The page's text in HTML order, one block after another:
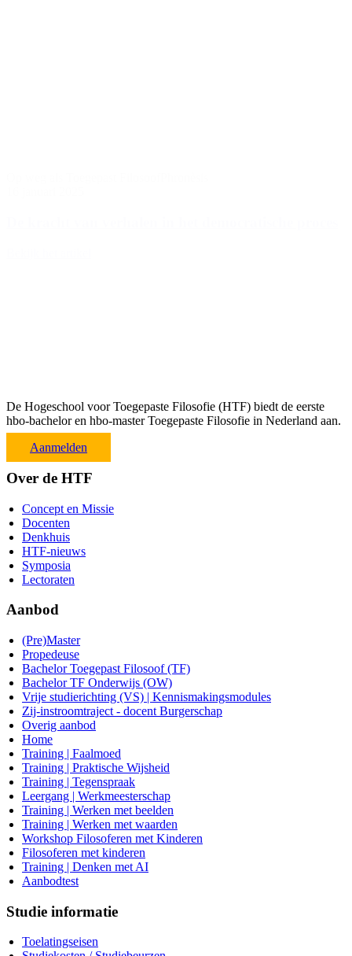
De Hogeschool voor Toegepaste Filosofie (HTF) biedt de eerste
hbo-bachelor en hbo-master Toegepaste Filosofie in Nederland aan.
Aanmelden
Over de HTF
Concept en Missie
Docenten
Denkhuis
HTF-nieuws
Symposia
Lectoraten
Aanbod
(Pre)Master
Propedeuse
Bachelor Toegepast Filosoof (TF)
Bachelor TF Onderwijs (OW)
Vrije studierichting (VS) | Kennismakingsmodules
Zij-instroomtraject - docent Burgerschap
Overig aanbod
Home
Training | Faalmoed
Training | Praktische Wijsheid
Training | Tegenspraak
Leergang | Werkmeesterschap
Training | Werken met beelden
Training | Werken met waarden
Workshop Filosoferen met Kinderen
Filosoferen met kinderen
Training | Denken met AI
Aanbodtest
Studie informatie
Toelatingseisen